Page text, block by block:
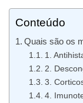
Conteúdo
Quais são os
1.
2.
3.
4.